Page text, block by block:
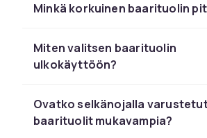
Baarituolia valitessasi korkeus on
tiskin korkeuteen. On tarkea
baaritiskin korkeus (n. 90-110 cm)
baarituoleissa on saadetava
tekee niista joustavia.
Minkä korkuinen baarituolin
Miten valitsen baarituolin
ulkokäyttöön?
Ovatko selkänojalla
baarituolit mukavampia?